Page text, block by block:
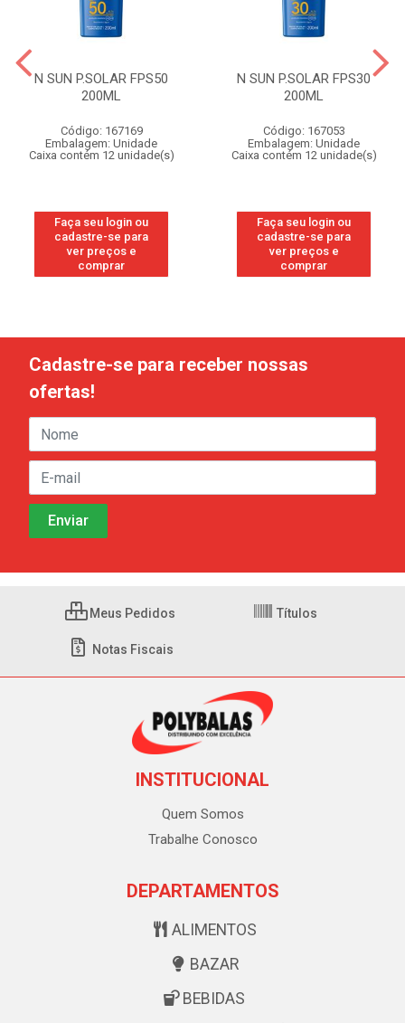
N SUN P.SOLAR FPS50
200ML
Código: 167169
Embalagem: Unidade
Caixa contém 12 unidade(s)
Faça seu login ou
cadastre-se para
ver preços e
comprar
N SUN P.SOLAR FPS30
200ML
Código: 167053
Embalagem: Unidade
Caixa contém 12 unidade(s)
Faça seu login ou
cadastre-se para
ver preços e
comprar
Cadastre-se para receber nossas
ofertas!
Meus Pedidos Títulos
Notas Fiscais
INSTITUCIONAL
Quem Somos
Trabalhe Conosco
DEPARTAMENTOS
ALIMENTOS
BAZAR
BEBIDAS